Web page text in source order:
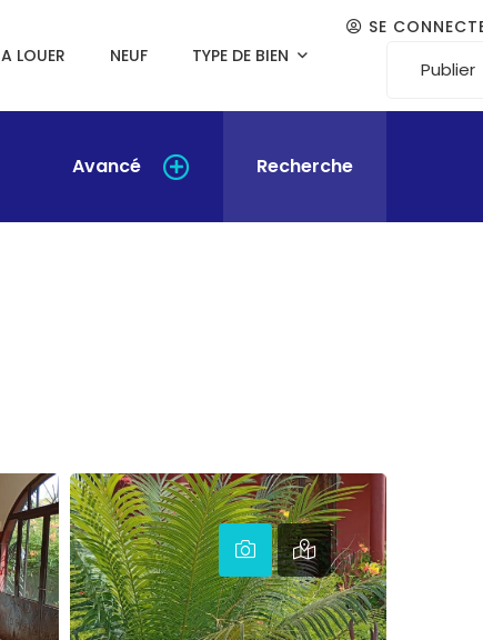
A LOUER NEUF TYPE DE BIEN
SE
Publier
Avancé Recherche